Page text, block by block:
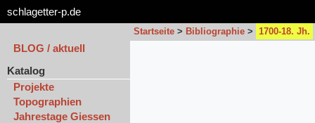
schlagetter-p.de
Startseite > Bibliographie > 1700-18. Jh.
BLOG / aktuell
Katalog
Projekte
Topographien
Jahrestage Giessen